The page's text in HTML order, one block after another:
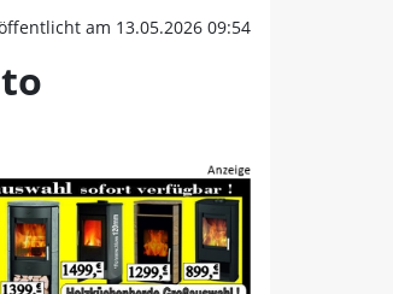
am 13.05.2026 09:54